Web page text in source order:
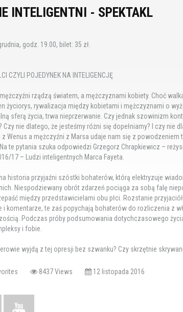
INTELIGENTNI - SPEKTAKL
godz. 19.00, bilet: 35 zł.
CZYLI POJEDYNEK NA INTELIGENCJĘ
rządzą światem, a mężczyznami kobiety. Choć
życiorys, rywalizacja między kobietami i mężczyznami o
sferą życia, trwa nieprzerwanie. Czy jednak szowinizm
Czy nie dlatego, że jesteśmy różni się dopełniamy? I czy nie
z Wenus a mężczyźni z Marsa udaje nam się z
te pytania szuka odpowiedzi Grzegorz Chrapkiewicz –
17 – Ludzi inteligentnych Marca Fayeta.
historia przyjaźni szóstki bohaterów, którą elektryzuje
Niespodziewany obrót zdarzeń pociąga za sobą falę
między przedstawicielami obu płci. Rozstanie
i komentarze, te zaś popychają bohaterów do rozliczenia z
Podczas próby podsumowania dotychczasowego
i fobie.
wyjdą z tej opresji bez szwanku? Czy skrzętnie
8437 Views 12 listopada 2016